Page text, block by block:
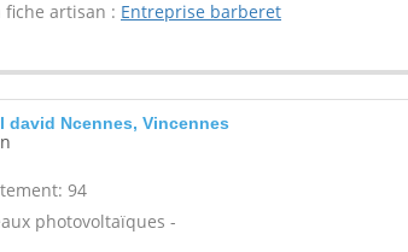
fiche artisan : Entreprise barberet
david Ncennes, Vincennes
94
photovoltaïques -